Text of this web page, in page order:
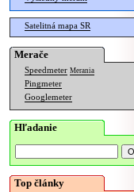
Satelitná mapa SR
Merače
Speedmeter Merania
Pingmeter
Googlemeter
Hľadanie
Top články